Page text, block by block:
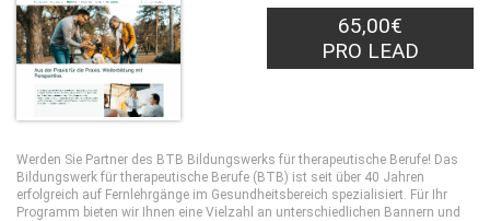
65,00€
PRO LEAD
Werden Sie Partner des BTB Bildungswerks für therapeutische Berufe! Das
Bildungswerk für therapeutische Berufe (BTB) ist seit über 40 Jahren
erfolgreich auf Fernlehrgänge im Gesundheitsbereich spezialisiert. Für Ihr
Programm bieten wir Ihnen eine Vielzahl an unterschiedlichen Bannern und